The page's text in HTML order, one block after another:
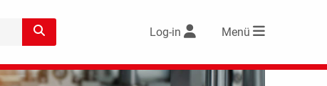
Log-in Menü